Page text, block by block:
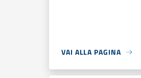
VAI ALLA PAGINA